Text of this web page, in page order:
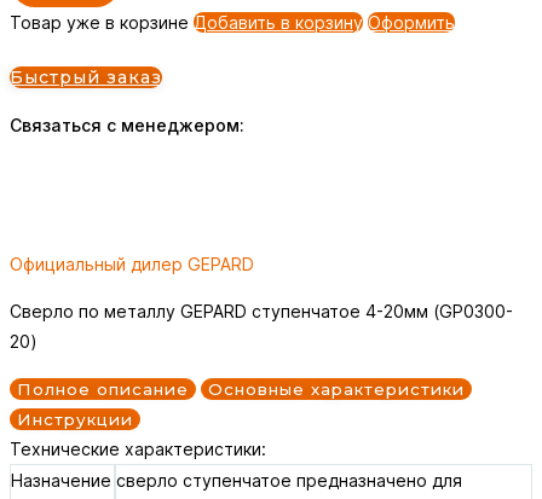
Товар уже в корзине Добавить в корзину Оформить
Быстрый заказ
Связаться с менеджером:
Официальный дилер GEPARD
Сверло по металлу GEPARD ступенчатое 4-20мм (GP0300-
20)
Полное описание
Основные характеристики
Инструкции
Технические характеристики:
Назначение сверло ступенчатое предназначено для